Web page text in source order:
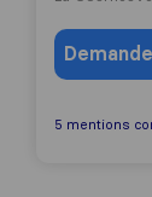
5 mentions